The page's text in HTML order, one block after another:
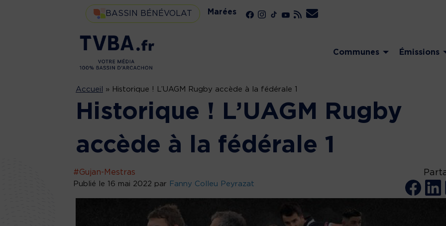
BASSIN BÉNÉVOLAT Marées
Communes Émissions
Accueil » Historique ! L’UAGM Rugby accède à la fédérale 1
Historique ! L’UAGM Rugby
accède à la fédérale 1
#Gujan-Mestras
Publié le 16 mai 2022 par Fanny Colleu Peyrazat